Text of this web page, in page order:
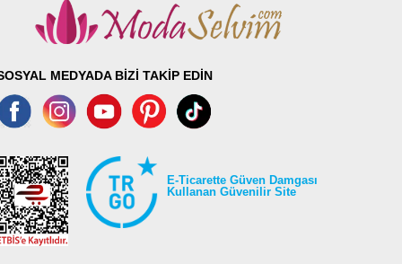
MEDYADA BİZİ TAKİP EDİN
E-Ticarette Güven Damgası
Kullanan Güvenilir Site